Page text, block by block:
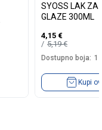
SYOSS LAK ZA
GLAZE 300ML
4,15 €
5,19€
Dostupno boja: 1
Kupi